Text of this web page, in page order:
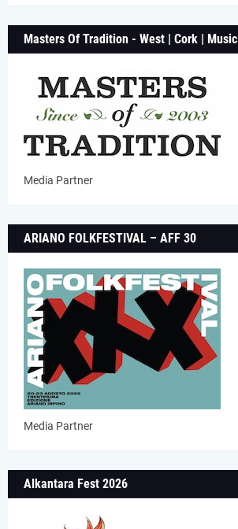
Masters Of Tradition - West | Cork | Music
Media Partner
ARIANO FOLKFESTIVAL – AFF 30
Media Partner
Alkantara Fest 2026